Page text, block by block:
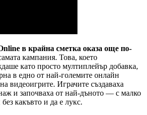
в крайна сметка оказа още по-
кампания. Това, което
като просто мултиплейър добавка,
в едно от най-големите онлайн
видеоигрите. Играчите създаваха
и започваха от най-дъното — с малко
какъвто и да е лукс.